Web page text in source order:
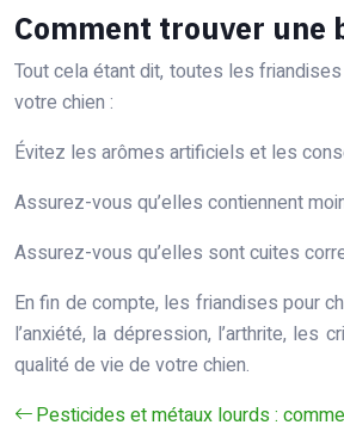
Comment trouver une
Tout cela étant dit, toutes les
votre chien :
Évitez les arômes artificiels et les
Assurez-vous qu’elles contiennent
Assurez-vous qu’elles sont cuites
En fin de compte, les friandises pour
l’anxiété, la dépression, l’arthrite,
qualité de vie de votre chien.
Pesticides et métaux lourds :